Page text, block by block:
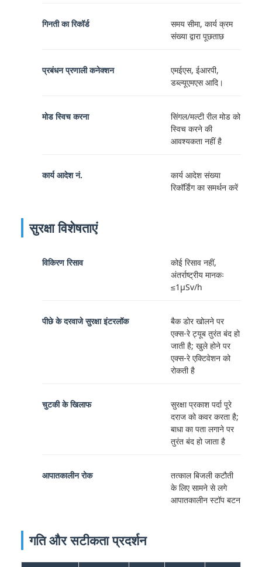
गिनती का रिकॉर्ड
समय सीमा, कार्य क्रम
संख्या द्वारा पूछताछ
प्रबंधन प्रणाली कनेक्शन
एमईएस, ईआरपी,
डब्ल्यूएमएस आदि।
मोड स्विच करना
सिंगल/मल्टी रील मोड को
स्विच करने की
आवश्यकता नहीं है
कार्य आदेश नं.
कार्य आदेश संख्या
रिकॉर्डिंग का समर्थन करें
सुरक्षा विशेषताएं
विकिरण रिसाव
कोई रिसाव नहीं,
अंतर्राष्ट्रीय मानकः
≤1μSv/h
पीछे के दरवाजे सुरक्षा इंटरलॉक
बैक डोर खोलने पर
एक्स-रे ट्यूब तुरंत बंद हो
जाती है; खुले होने पर
एक्स-रे एक्टिवेशन को
रोकती है
चुटकी के खिलाफ
सुरक्षा प्रकाश पर्दा पूरे
दराज को कवर करता है;
बाधा का पता लगाने पर
तुरंत बंद हो जाता है
आपातकालीन रोक
तत्काल बिजली कटौती
के लिए सामने से लगे
आपातकालीन स्टॉप बटन
गति और सटीकता प्रदर्शन